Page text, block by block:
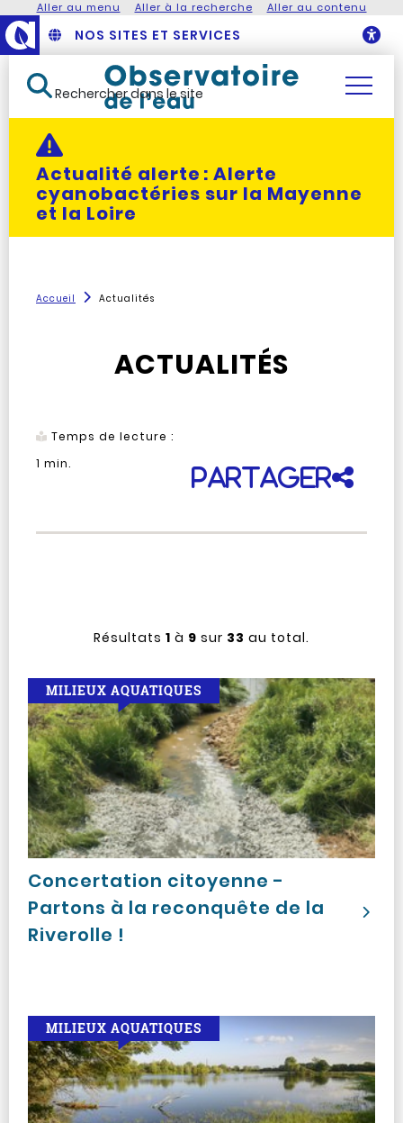
Aller au menu Aller à la recherche Aller au contenu
NOS SITES ET SERVICES
Rechercher dans le site
Actualité alerte : Alerte
cyanobactéries sur la Mayenne
et la Loire
Accueil Actualités
ACTUALITÉS
Temps de lecture :
1 min.
Partager
Résultats 1 à 9 sur 33 au total.
Concertation citoyenne -
Partons à la reconquête de la
Riverolle !
MILIEUX AQUATIQUES
MILIEUX AQUATIQUES